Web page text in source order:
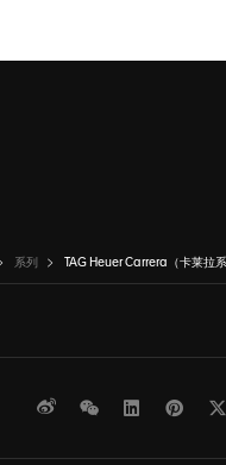
系列 TAG Heuer Carrera（卡莱拉系
微博 WeChat
领英